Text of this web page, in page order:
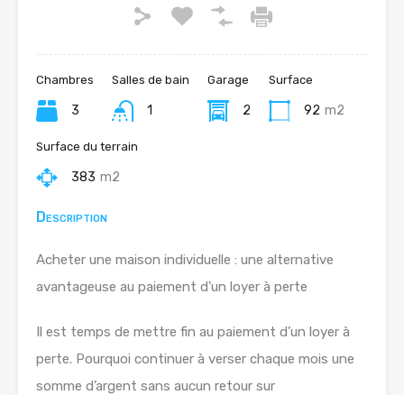
Chambres
3
Salles de bain
1
Garage
2
Surface
92 m2
Surface du terrain
383 m2
Description
Acheter une maison individuelle : une alternative
avantageuse au paiement d’un loyer à perte
Il est temps de mettre fin au paiement d’un loyer à
perte. Pourquoi continuer à verser chaque mois une
somme d’argent sans aucun retour sur